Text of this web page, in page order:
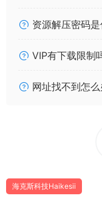
资源解压密码是
VIP有下载限制
网址找不到怎么
海克斯科技Haikesii